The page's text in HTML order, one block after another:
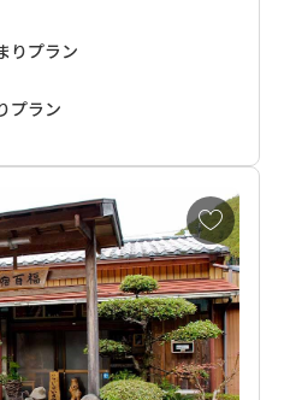
ございません。
プラン
プラン
お
気
に
入
り
に
追
加